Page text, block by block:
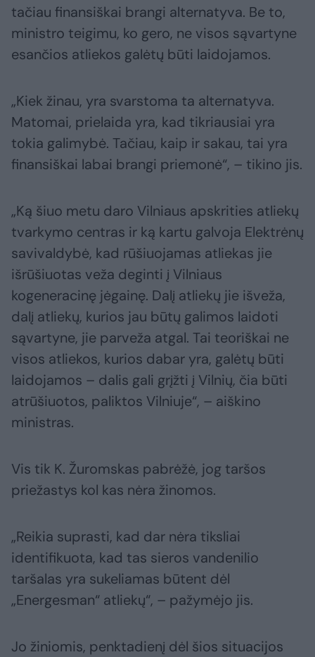
tačiau finansiškai brangi alternatyva. Be to,
ministro teigimu, ko gero, ne visos sąvartyne
esančios atliekos galėtų būti laidojamos.
„Kiek žinau, yra svarstoma ta alternatyva.
Matomai, prielaida yra, kad tikriausiai yra
tokia galimybė. Tačiau, kaip ir sakau, tai yra
finansiškai labai brangi priemonė“, – tikino jis.
„Ką šiuo metu daro Vilniaus apskrities atliekų
tvarkymo centras ir ką kartu galvoja Elektrėnų
savivaldybė, kad rūšiuojamas atliekas jie
išrūšiuotas veža deginti į Vilniaus
kogeneracinę jėgainę. Dalį atliekų jie išveža,
dalį atliekų, kurios jau būtų galimos laidoti
sąvartyne, jie parveža atgal. Tai teoriškai ne
visos atliekos, kurios dabar yra, galėtų būti
laidojamos – dalis gali grįžti į Vilnių, čia būti
atrūšiuotos, paliktos Vilniuje“, – aiškino
ministras.
Vis tik K. Žuromskas pabrėžė, jog taršos
priežastys kol kas nėra žinomos.
„Reikia suprasti, kad dar nėra tiksliai
identifikuota, kad tas sieros vandenilio
taršalas yra sukeliamas būtent dėl
„Energesman“ atliekų“, – pažymėjo jis.
Jo žiniomis, penktadienį dėl šios situacijos